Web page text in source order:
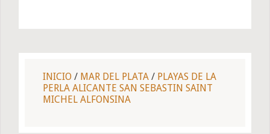
INICIO / MAR DEL PLATA / PLAYAS DE LA
PERLA ALICANTE SAN SEBASTIN SAINT
MICHEL ALFONSINA